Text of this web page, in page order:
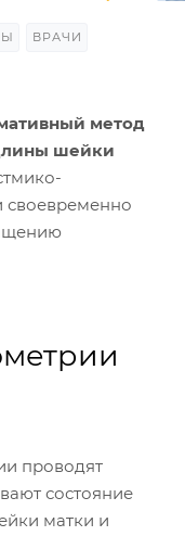
ВРАЧИ
метод
шейки
своевременно
проводят
состояние
матки и